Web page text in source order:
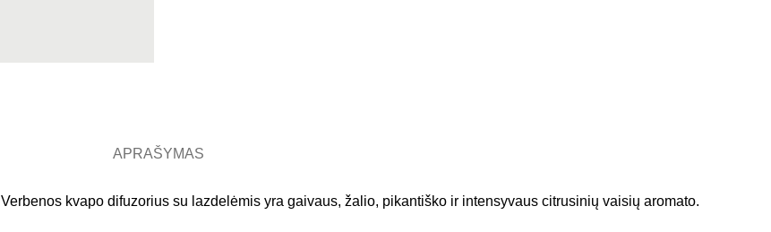
APRAŠYMAS
Verbenos kvapo difuzorius su lazdelėmis yra gaivaus, žalio, pikantiško ir intensyvaus citrusinių vaisių aromato.